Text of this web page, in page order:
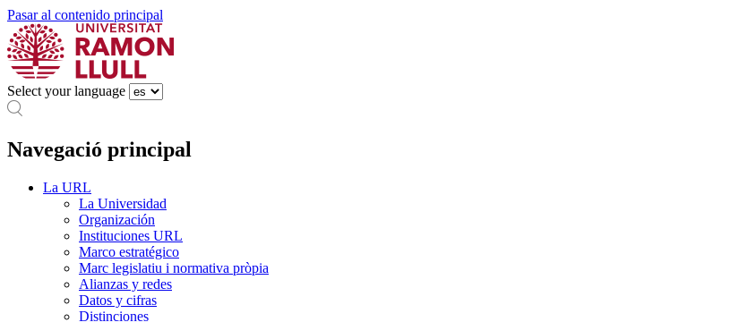
Pasar al contenido principal
Select your language
Navegació principal
La URL
La Universidad
Organización
Instituciones URL
Marco estratégico
Marc legislatiu i normativa pròpia
Alianzas y redes
Datos y cifras
Distinciones